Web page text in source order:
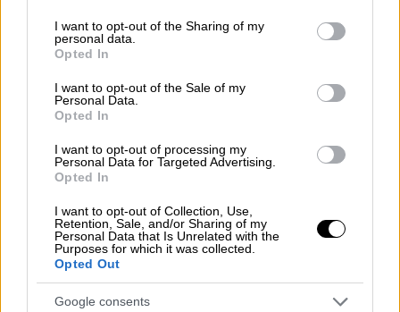
not limited to your visit or usage behaviour. You may click to
grant or deny consent to Google and its third-party tags to
use your data for below specified purposes in below Google
consent section.
I want to opt-out of the Sharing of my
personal data.
Opted In
I want to opt-out of the Sale of my
Personal Data.
Opted In
I want to opt-out of processing my
Personal Data for Targeted Advertising.
Opted In
I want to opt-out of Collection, Use,
Retention, Sale, and/or Sharing of my
Personal Data that Is Unrelated with the
Purposes for which it was collected.
Opted Out
Google consents
δημοσίευσαν τους νικητές στην βραδινή
έκδοσή τους με την εφημερίδα να είναι
στον χώρο της εκδήλωσης. Εκείνο το
γεγονός οδήγησε στο σύστημα
σφραγισμένου φακέλου που χρησιμοποιείται
μέχρι σήμερα. Από τη δεύτερη χρονιά της
ήταν τέτοιος που ραδιοφωνικός σταθμός
του Λος Άντζελες μετέδιδε ζωντανά την
τελετή.